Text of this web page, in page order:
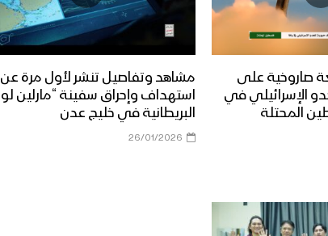
صاروخية على
الإسرائيلي في
المحتلة
مشاهد وتفاصيل تنشر لأول مرة عن
استهداف وإحراق سفينة “مارلين
البريطانية في خليج عدن
26/01/2026